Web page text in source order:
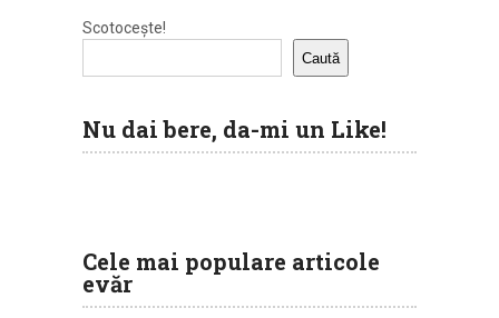
Scotocește!
Caută
Nu dai bere, da-mi un Like!
Cele mai populare articole
evăr